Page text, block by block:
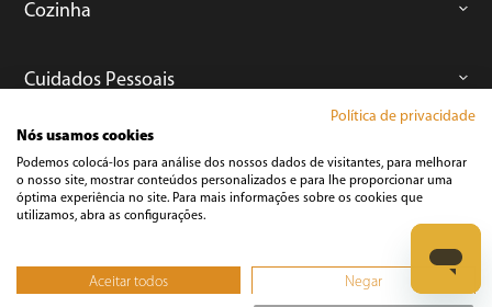
Cozinha
Cuidados Pessoais
Ferramentas
Esmerilhadeira
Furadeira
Política de privacidade
Nós usamos cookies
Podemos colocá-los para análise dos nossos dados de visitantes, para melhorar
o nosso site, mostrar conteúdos personalizados e para lhe proporcionar uma
óptima experiência no site. Para mais informações sobre os cookies que
utilizamos, abra as configurações.
Aceitar todos Negar